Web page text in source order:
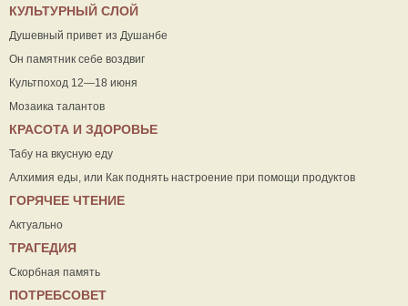
КУЛЬТУРНЫЙ СЛОЙ
Душевный привет из Душанбе
Он памятник себе воздвиг
Культпоход 12—18 июня
Мозаика талантов
КРАСОТА И ЗДОРОВЬЕ
Табу на вкусную еду
Алхимия еды, или Как поднять настроение при помощи продуктов
ГОРЯЧЕЕ ЧТЕНИЕ
Актуально
ТРАГЕДИЯ
Скорбная память
ПОТРЕБСОВЕТ